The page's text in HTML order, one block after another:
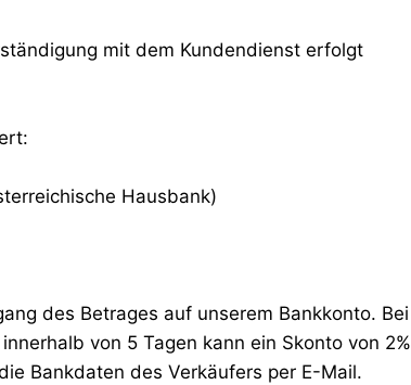
mit dem Kundendienst erfolgt
Hausbank)
des Betrages auf unserem Bankkonto. Bei
von 5 Tagen kann ein Skonto von 2%
Bankdaten des Verkäufers per E-Mail.